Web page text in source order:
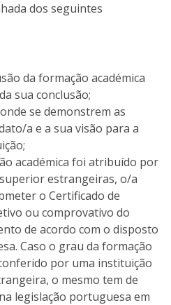
dos seguintes
da formação académica
sua conclusão;
se demonstrem as
a e a sua visão para a
académica foi atribuído por
estrangeiras, o/a
o Certificado de
ou comprovativo do
de acordo com o disposto
Caso o grau da formação
por uma instituição
o mesmo tem de
legislação portuguesa em